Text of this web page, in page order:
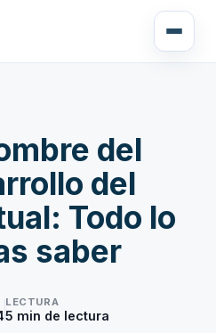
del
del
Todo lo
saber
LECTURA
5 min de lectura